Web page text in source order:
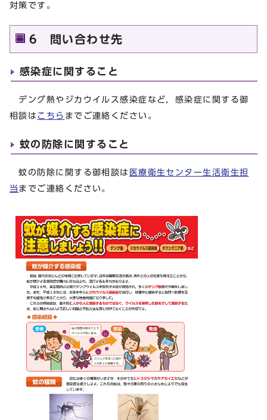
対策です。
6 問い合わせ先
感染症に関すること
デング熱やジカウイルス感染症など，感染症に関する御
相談は こちら までご連絡ください。
蚊の防除に関すること
蚊の防除に関する御相談は 医療衛生センター生活衛生担
当 までご連絡ください。